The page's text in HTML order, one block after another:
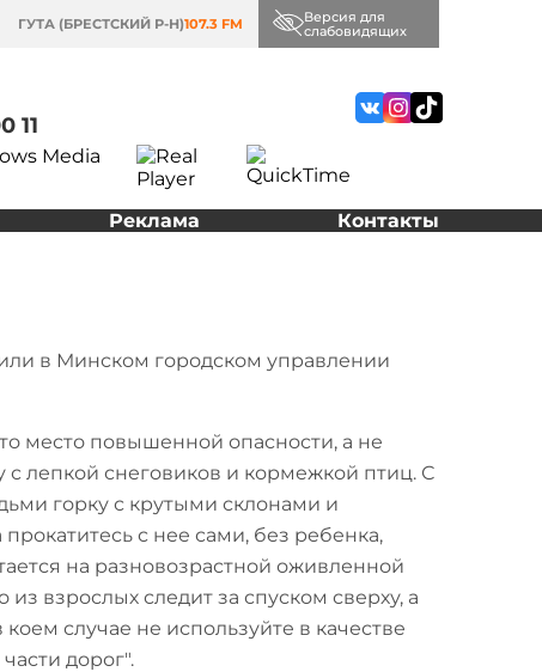
ГУТА (БРЕСТСКИЙ Р-Н)107.3 FM
Версия для
слабовидящих
11
Реклама Контакты
в Минском городском управлении
место повышенной опасности, а не
лепкой снеговиков и кормежкой птиц. С
горку с крутыми склонами и
с нее сами, без ребенка,
на разновозрастной оживленной
взрослых следит за спуском сверху, а
случае не используйте в качестве
дорог".